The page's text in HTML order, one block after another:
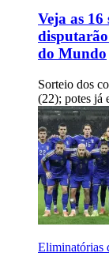
Veja as 16
do Mundo
Sorteio dos
(22); potes já
Eliminatórias